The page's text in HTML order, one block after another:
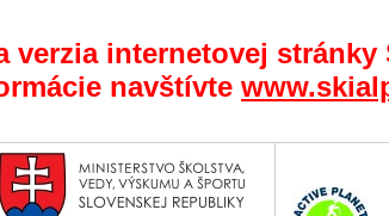
verzia internetovej stránky
navštívte